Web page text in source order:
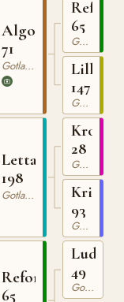
Algo
71
Gotlandsruss
Letta
198
Gotlandsruss
Reform
65
Reform
65
Gotlandsruss
Lilly
147
Gotlandsruss
Kron
28
Gotlandsruss
Kristina
93
Gotlandsruss
Ludde
49
Gotlandsruss